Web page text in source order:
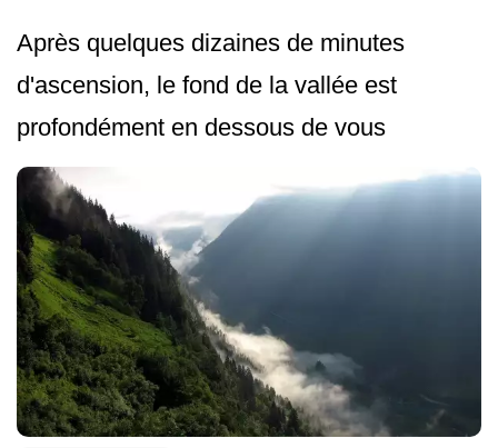
Après quelques dizaines de minutes
d'ascension, le fond de la vallée est
profondément en dessous de vous